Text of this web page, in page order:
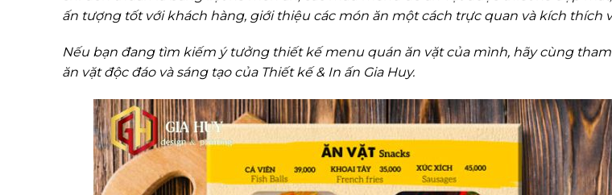
ấn tượng tốt với khách hàng, giới thiệu các món ăn một cách trực quan và kích thích
Nếu bạn đang tìm kiếm ý tưởng thiết kế menu quán ăn vặt của mình, hãy cùng
ăn vặt độc đáo và sáng tạo của Thiết kế & In ấn Gia Huy.